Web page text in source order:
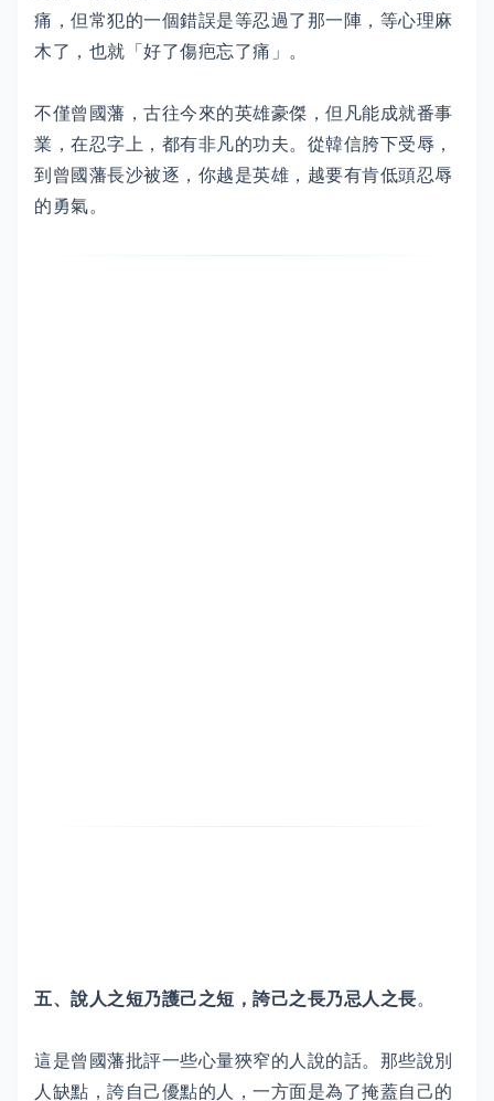
痛，但常犯的一個錯誤是等忍過了那一陣，等心理麻
木了，也就「好了傷疤忘了痛」。
不僅曾國藩，古往今來的英雄豪傑，但凡能成就番事
業，在忍字上，都有非凡的功夫。從韓信胯下受辱，
到曾國藩長沙被逐，你越是英雄，越要有肯低頭忍辱
的勇氣。
五、說人之短乃護己之短，誇己之長乃忌人之長。
這是曾國藩批評一些心量狹窄的人說的話。那些說別
人缺點，誇自己優點的人，一方面是為了掩蓋自己的